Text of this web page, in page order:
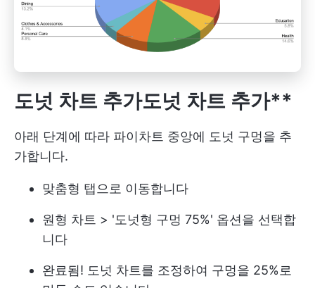
도넛 차트 추가도넛 차트 추가**
아래 단계에 따라 파이차트 중앙에 도넛 구멍을 추
가합니다.
맞춤형 탭으로 이동합니다
원형 차트 > '도넛형 구멍 75%' 옵션을 선택합
니다
완료됨! 도넛 차트를 조정하여 구멍을 25%로